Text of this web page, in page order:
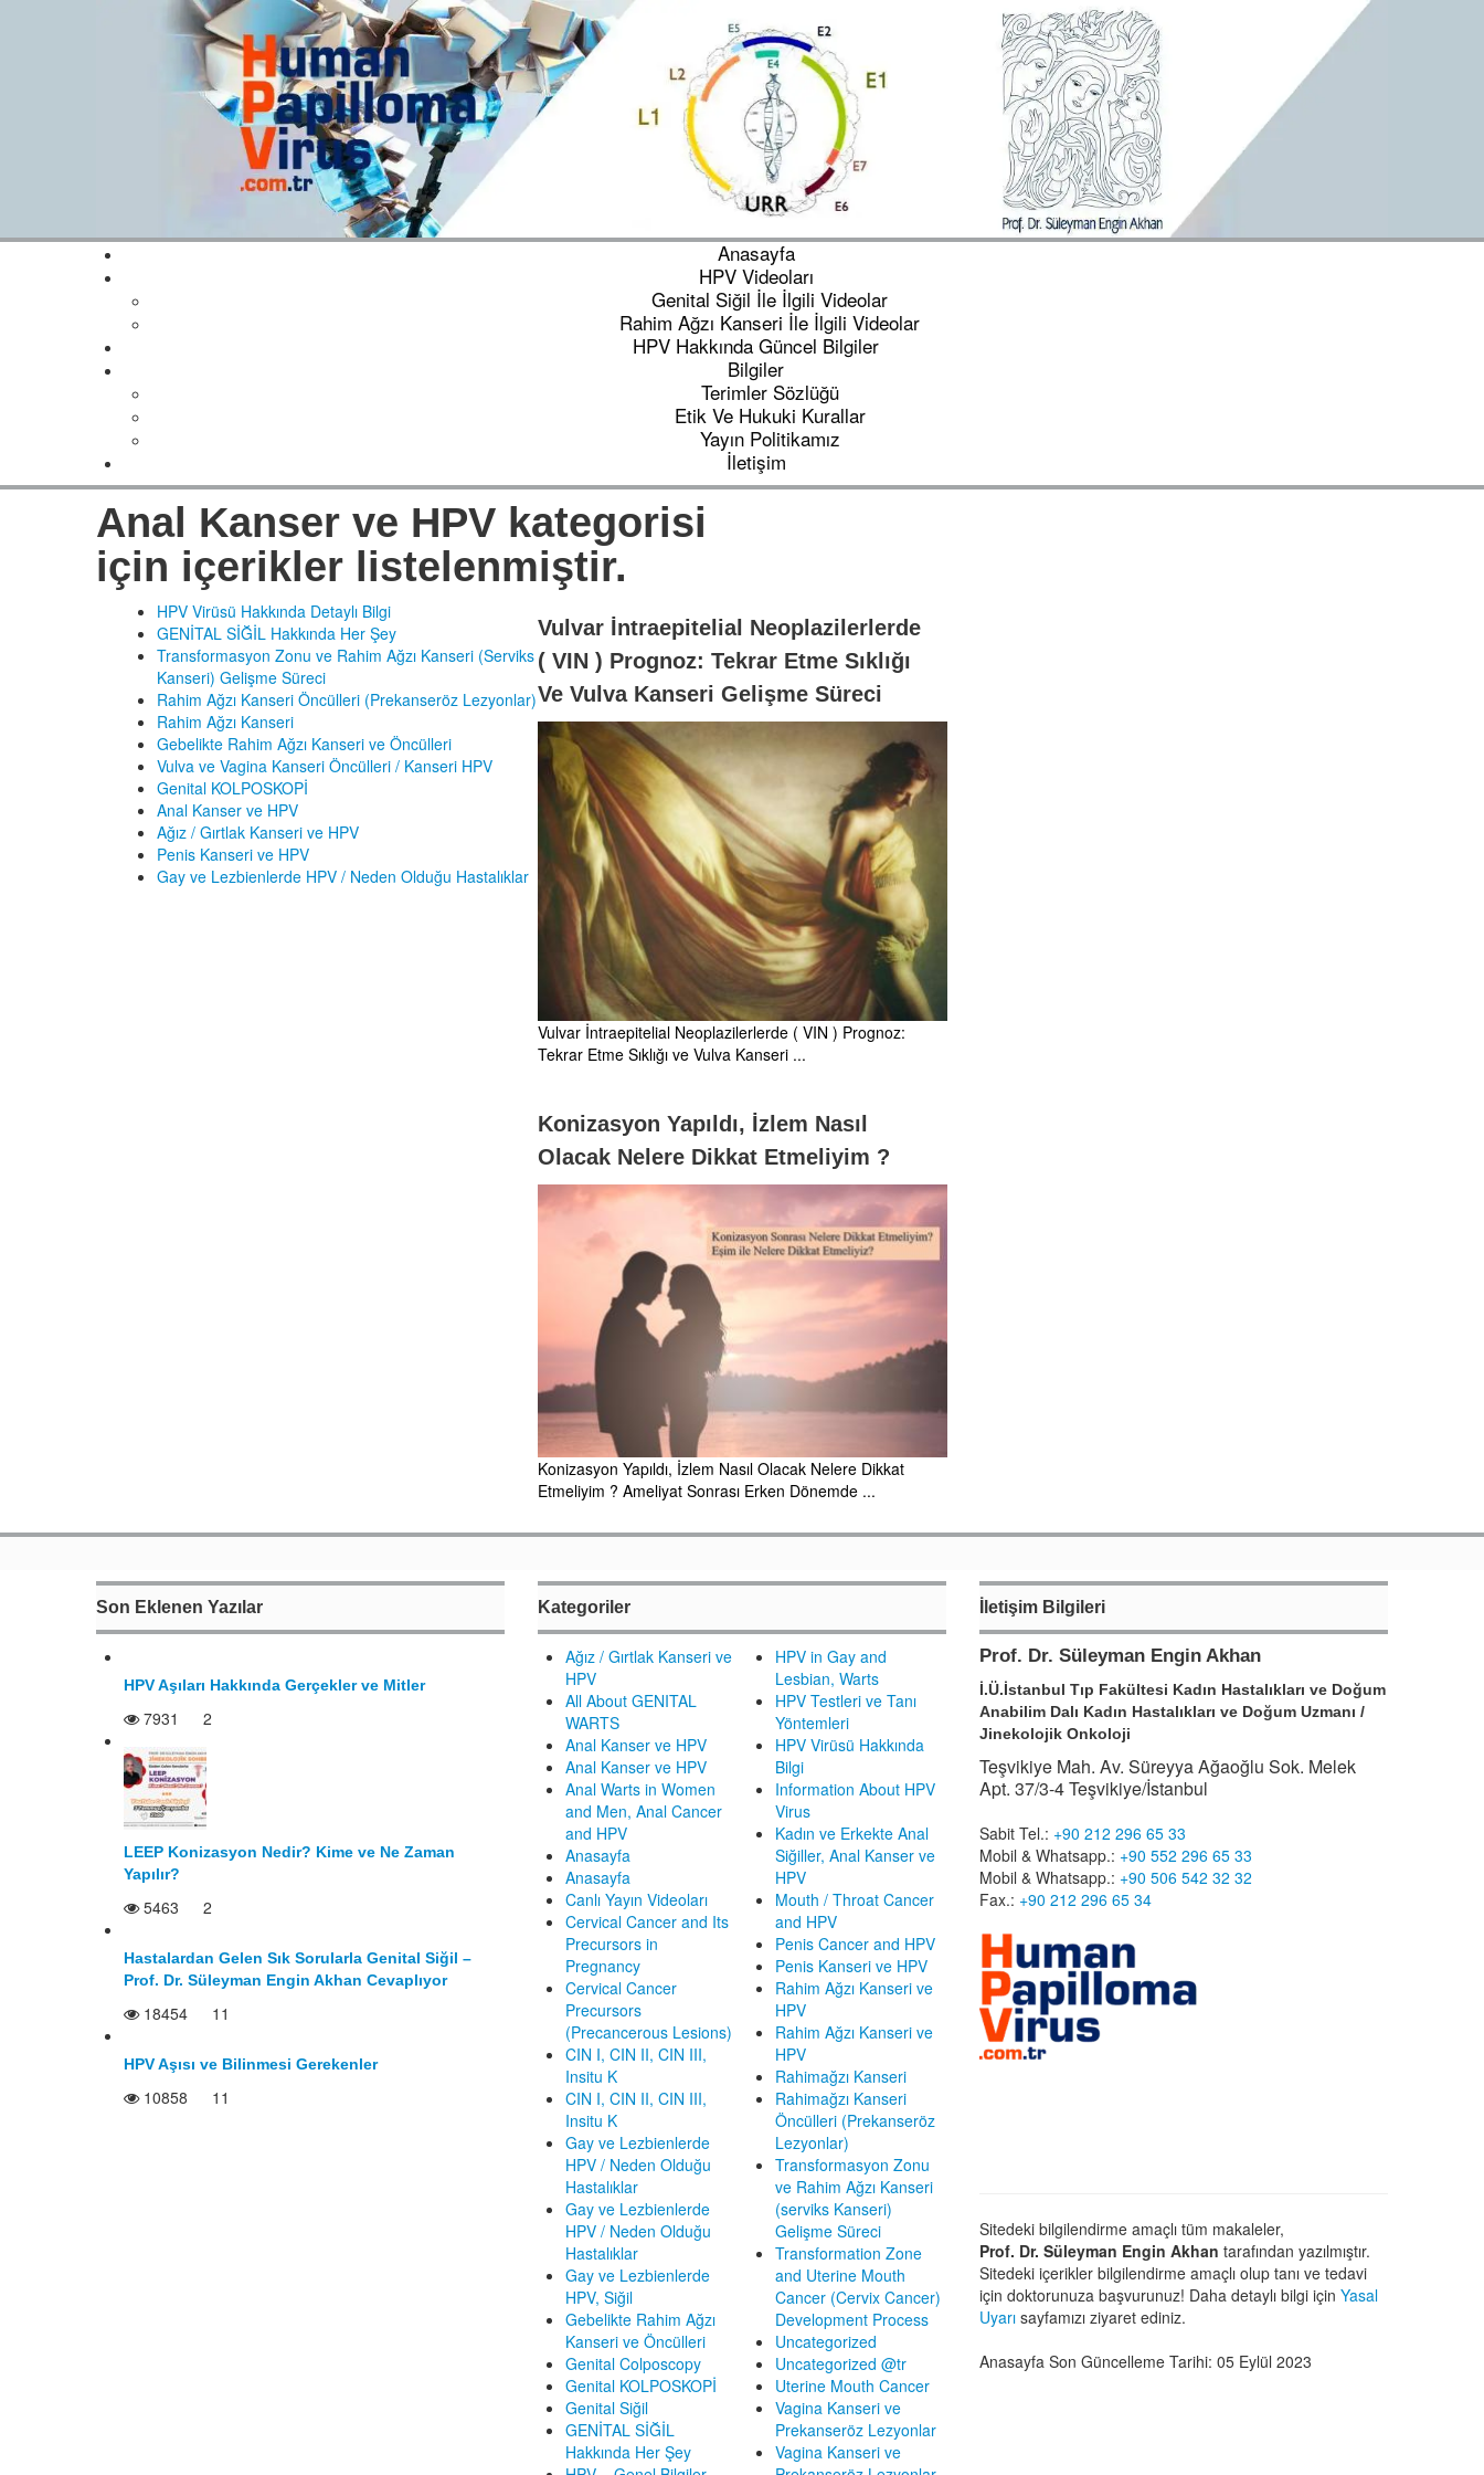
Anasayfa
HPV Videoları
Genital Siğil İle İlgili Videolar
Rahim Ağzı Kanseri İle İlgili Videolar
HPV Hakkında Güncel Bilgiler
Bilgiler
Terimler Sözlüğü
Etik Ve Hukuki Kurallar
Yayın Politikamız
İletişim
Anal Kanser ve HPV kategorisi
için içerikler listelenmiştir.
Vulvar İntraepitelial Neoplazilerlerde
( VIN ) Prognoz: Tekrar Etme Sıklığı
Ve Vulva Kanseri Gelişme Süreci
Vulvar İntraepitelial Neoplazilerlerde ( VIN ) Prognoz:
Tekrar Etme Sıklığı ve Vulva Kanseri ...
Konizasyon Yapıldı, İzlem Nasıl
Olacak Nelere Dikkat Etmeliyim ?
Konizasyon Yapıldı, İzlem Nasıl Olacak Nelere Dikkat
Etmeliyim ? Ameliyat Sonrası Erken Dönemde ...
HPV Virüsü Hakkında Detaylı Bilgi
GENİTAL SİĞİL Hakkında Her Şey
Transformasyon Zonu ve Rahim Ağzı Kanseri (Serviks
Kanseri) Gelişme Süreci
Rahim Ağzı Kanseri Öncülleri (Prekanseröz Lezyonlar)
Rahim Ağzı Kanseri
Gebelikte Rahim Ağzı Kanseri ve Öncülleri
Vulva ve Vagina Kanseri Öncülleri / Kanseri HPV
Genital KOLPOSKOPİ
Anal Kanser ve HPV
Ağız / Gırtlak Kanseri ve HPV
Penis Kanseri ve HPV
Gay ve Lezbienlerde HPV / Neden Olduğu Hastalıklar
Son Eklenen Yazılar
HPV Aşıları Hakkında Gerçekler ve Mitler
7931 2
LEEP Konizasyon Nedir? Kime ve Ne Zaman
Yapılır?
5463 2
Hastalardan Gelen Sık Sorularla Genital Siğil –
Prof. Dr. Süleyman Engin Akhan Cevaplıyor
18454 11
HPV Aşısı ve Bilinmesi Gerekenler
10858 11
Kategoriler
Ağız / Gırtlak Kanseri ve
HPV
All About GENITAL
WARTS
Anal Kanser ve HPV
Anal Kanser ve HPV
Anal Warts in Women
and Men, Anal Cancer
and HPV
Anasayfa
Anasayfa
Canlı Yayın Videoları
Cervical Cancer and Its
Precursors in
Pregnancy
Cervical Cancer
Precursors
(Precancerous Lesions)
CIN I, CIN II, CIN III,
Insitu K
CIN I, CIN II, CIN III,
Insitu K
Gay ve Lezbienlerde
HPV / Neden Olduğu
Hastalıklar
Gay ve Lezbienlerde
HPV / Neden Olduğu
Hastalıklar
Gay ve Lezbienlerde
HPV, Siğil
Gebelikte Rahim Ağzı
Kanseri ve Öncülleri
Genital Colposcopy
Genital KOLPOSKOPİ
Genital Siğil
GENİTAL SİĞİL
Hakkında Her Şey
HPV in Gay and
Lesbian, Warts
HPV Testleri ve Tanı
Yöntemleri
HPV Virüsü Hakkında
Bilgi
Information About HPV
Virus
Kadın ve Erkekte Anal
Siğiller, Anal Kanser ve
HPV
Mouth / Throat Cancer
and HPV
Penis Cancer and HPV
Penis Kanseri ve HPV
Rahim Ağzı Kanseri ve
HPV
Rahim Ağzı Kanseri ve
HPV
Rahimağzı Kanseri
Rahimağzı Kanseri
Öncülleri (Prekanseröz
Lezyonlar)
Transformasyon Zonu
ve Rahim Ağzı Kanseri
(serviks Kanseri)
Gelişme Süreci
Transformation Zone
and Uterine Mouth
Cancer (Cervix Cancer)
Development Process
Uncategorized
Uncategorized @tr
Uterine Mouth Cancer
Vagina Kanseri ve
Prekanseröz Lezyonlar
Vagina Kanseri ve
İletişim Bilgileri
Prof. Dr. Süleyman Engin Akhan
İ.Ü.İstanbul Tıp Fakültesi Kadın Hastalıkları ve Doğum
Anabilim Dalı Kadın Hastalıkları ve Doğum Uzmanı /
Jinekolojik Onkoloji
Teşvikiye Mah. Av. Süreyya Ağaoğlu Sok. Melek
Apt. 37/3-4 Teşvikiye/İstanbul
Sabit Tel.: +90 212 296 65 33
Mobil & Whatsapp.: +90 552 296 65 33
Mobil & Whatsapp.: +90 506 542 32 32
Fax.: +90 212 296 65 34
Sitedeki bilgilendirme amaçlı tüm makaleler,
Prof. Dr. Süleyman Engin Akhan tarafından yazılmıştır.
Sitedeki içerikler bilgilendirme amaçlı olup tanı ve tedavi
için doktorunuza başvurunuz! Daha detaylı bilgi için Yasal
Uyarı sayfamızı ziyaret ediniz.
Anasayfa Son Güncelleme Tarihi: 05 Eylül 2023